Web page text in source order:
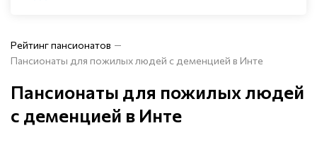
Рейтинг пансионатов
Пансионаты для пожилых людей с деменцией в Инте
Пансионаты для пожилых людей
с деменцией в Инте